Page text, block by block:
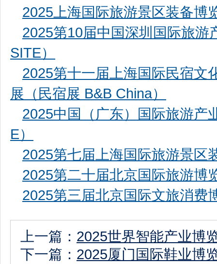
2025上海国际旅游景区装备博
2025第10届中国深圳国际旅游
SITE）
2025第十一届上海国际民宿文
展（民宿展 B&B China）
2025中国（广东）国际旅游产
E）
2025第七届上海国际旅游景区
2025第二十届北京国际旅游博
2025第三届北京国际文旅消费
上一篇： 2025世界智能产业博
下一篇： 2025厦门国际鞋业博